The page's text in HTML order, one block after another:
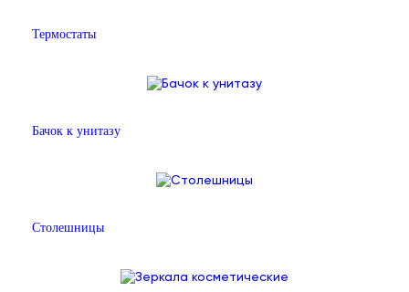
Термостаты
Бачок к унитазу
Столешницы